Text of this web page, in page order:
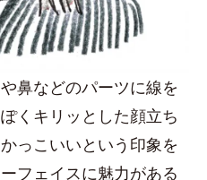
鼻などのパーツに線を
くキリッとした顔立ち
っこいいという印象を
フェイスに魅力がある